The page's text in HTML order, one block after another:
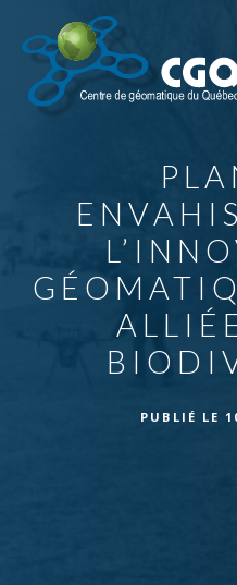
PUBLIÉ LE